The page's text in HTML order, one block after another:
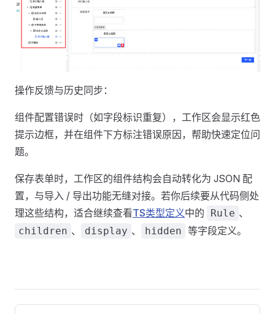
操作反馈与历史同步：
组件配置错误时（如字段标识重复），工作区会显示红色
提示边框，并在组件下方标注错误原因，帮助快速定位问
题。
保存表单时，工作区的组件结构会自动转化为 JSON 配
置，与导入 / 导出功能无缝对接。若你后续要从代码侧处
理这些结构，适合继续查看TS类型定义中的 Rule 、
children 、 display 、 hidden 等字段定义。
Pager